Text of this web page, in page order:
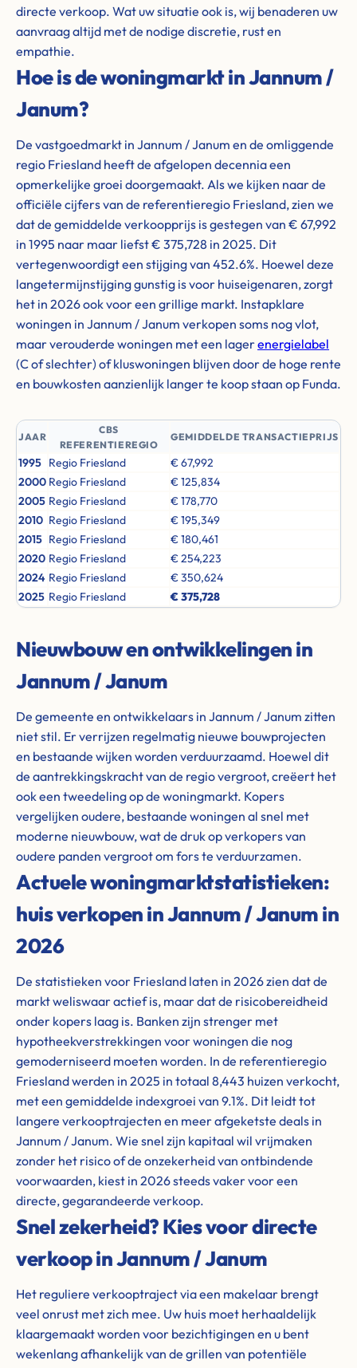
directe verkoop. Wat uw situatie ook is, wij benaderen uw
aanvraag altijd met de nodige discretie, rust en
empathie.
Hoe is de woningmarkt in Jannum /
Janum?
De vastgoedmarkt in Jannum / Janum en de omliggende
regio Friesland heeft de afgelopen decennia een
opmerkelijke groei doorgemaakt. Als we kijken naar de
officiële cijfers van de referentieregio Friesland, zien we
dat de gemiddelde verkoopprijs is gestegen van € 67,992
in 1995 naar maar liefst € 375,728 in 2025. Dit
vertegenwoordigt een stijging van 452.6%. Hoewel deze
langetermijnstijging gunstig is voor huiseigenaren, zorgt
het in 2026 ook voor een grillige markt. Instapklare
woningen in Jannum / Janum verkopen soms nog vlot,
maar verouderde woningen met een lagerenergielabel
(C of slechter) of kluswoningen blijven door de hoge rente
en bouwkosten aanzienlijk langer te koop staan op Funda.
JAAR
CBS
REFERENTIEREGIO
GEMIDDELDE TRANSACTIEPRIJS
1995 Regio Friesland
€ 67,992
2000 Regio Friesland
€ 125,834
2005 Regio Friesland
€ 178,770
2010 Regio Friesland
€ 195,349
2015 Regio Friesland
€ 180,461
2020 Regio Friesland
€ 254,223
2024 Regio Friesland
€ 350,624
2025 Regio Friesland € 375,728
Nieuwbouw en ontwikkelingen in
Jannum / Janum
De gemeente en ontwikkelaars in Jannum / Janum zitten
niet stil. Er verrijzen regelmatig nieuwe bouwprojecten
en bestaande wijken worden verduurzaamd. Hoewel dit
de aantrekkingskracht van de regio vergroot, creëert het
ook een tweedeling op de woningmarkt. Kopers
vergelijken oudere, bestaande woningen al snel met
moderne nieuwbouw, wat de druk op verkopers van
oudere panden vergroot om fors te verduurzamen.
Actuele woningmarktstatistieken:
huis verkopen in Jannum / Janum in
2026
De statistieken voor Friesland laten in 2026 zien dat de
markt weliswaar actief is, maar dat de risicobereidheid
onder kopers laag is. Banken zijn strenger met
hypotheekverstrekkingen voor woningen die nog
gemoderniseerd moeten worden. In de referentieregio
Friesland werden in 2025 in totaal 8,443 huizen verkocht,
met een gemiddelde indexgroei van 9.1%. Dit leidt tot
langere verkooptrajecten en meer afgeketste deals in
Jannum / Janum. Wie snel zijn kapitaal wil vrijmaken
zonder het risico of de onzekerheid van ontbindende
voorwaarden, kiest in 2026 steeds vaker voor een
directe, gegarandeerde verkoop.
Snel zekerheid? Kies voor directe
verkoop in Jannum / Janum
Het reguliere verkooptraject via een makelaar brengt
veel onrust met zich mee. Uw huis moet herhaaldelijk
klaargemaakt worden voor bezichtigingen en u bent
wekenlang afhankelijk van de grillen van potentiële